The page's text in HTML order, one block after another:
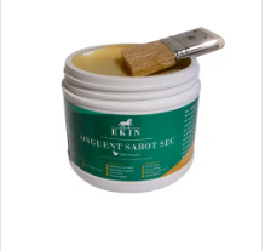
options
peuvent
être
choisies
sur
la